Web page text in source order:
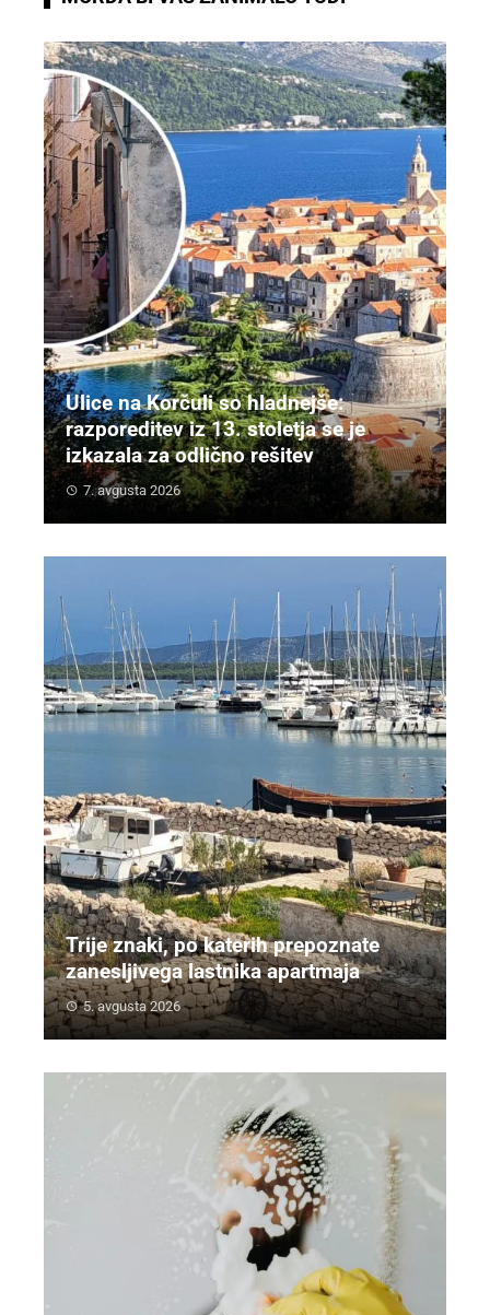
Ulice na Korčuli so hladnejše:
razporeditev iz 13. stoletja se je
izkazala za odlično rešitev
7. avgusta 2026
Trije znaki, po katerih prepoznate
zanesljivega lastnika apartmaja
5. avgusta 2026